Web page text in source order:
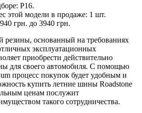
Р16.
этой модели в продаже: 1 шт.
грн. до 3940 грн.
резины, основанный на требованиях
эксплуатационных
приобрести действительно
для своего автомобиля. С помощью
процесс покупок будет удобным и
купить летние шины Roadstone
ценам послужит
такого сотрудничества.